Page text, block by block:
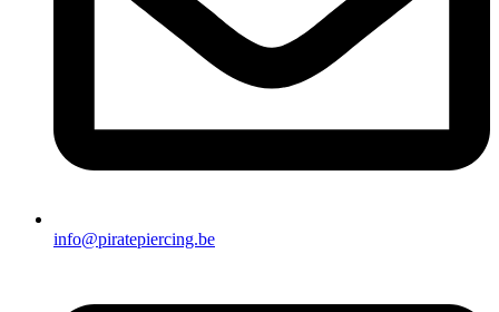
info@piratepiercing.be